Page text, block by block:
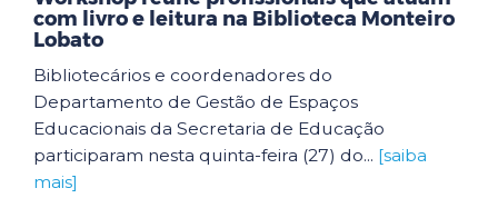
com livro e leitura na Biblioteca Monteiro
Lobato
Bibliotecários e coordenadores do
Departamento de Gestão de Espaços
Educacionais da Secretaria de Educação
participaram nesta quinta-feira (27) do... [saiba
mais]